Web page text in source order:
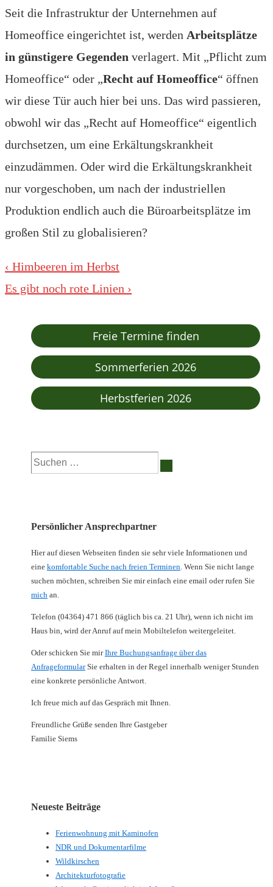
Seit die Infrastruktur der Unternehmen auf
Homeoffice eingerichtet ist, werden Arbeitsplätze
in günstigere Gegenden verlagert. Mit „Pflicht zum
Homeoffice“ oder „Recht auf Homeoffice“ öffnen
wir diese Tür auch hier bei uns. Das wird passieren,
obwohl wir das „Recht auf Homeoffice“ eigentlich
durchsetzen, um eine Erkältungskrankheit
einzudämmen. Oder wird die Erkältungskrankheit
nur vorgeschoben, um nach der industriellen
Produktion endlich auch die Büroarbeitsplätze im
großen Stil zu globalisieren?
Beitragsnavigation
Vorheriger
Beitrag
‹ Himbeeren im Herbst
Nächster
Es gibt noch rote Linien ›
Freie Termine finden
Sommerferien 2026
Herbstferien 2026
Suchen
nach:
Persönlicher Ansprechpartner
Hier auf diesen Webseiten finden sie sehr viele Informationen und
eine komfortable Suche nach freien Terminen. Wenn Sie nicht lange
suchen möchten, schreiben Sie mir einfach eine email oder rufen Sie
mich an.
Telefon (04364) 471 866 (täglich bis ca. 21 Uhr), wenn ich nicht im
Haus bin, wird der Anruf auf mein Mobiltelefon weitergeleitet.
Oder schicken Sie mirIhre Buchungsanfrage über das
AnfrageformularSie erhalten in der Regel innerhalb weniger Stunden
eine konkrete persönliche Antwort.
Ich freue mich auf das Gespräch mit Ihnen.
Freundliche Grüße senden Ihre Gastgeber
Familie Siems
Neueste Beiträge
Ferienwohnung mit Kaminofen
NDR und Dokumentarfilme
Wildkirschen
Architekturfotografie